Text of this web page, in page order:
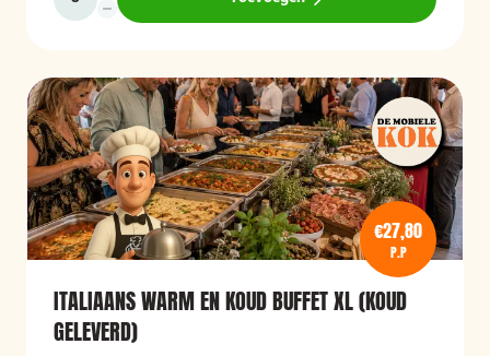
€27,80
P.P
ITALIAANS WARM EN KOUD BUFFET XL (KOUD
GELEVERD)